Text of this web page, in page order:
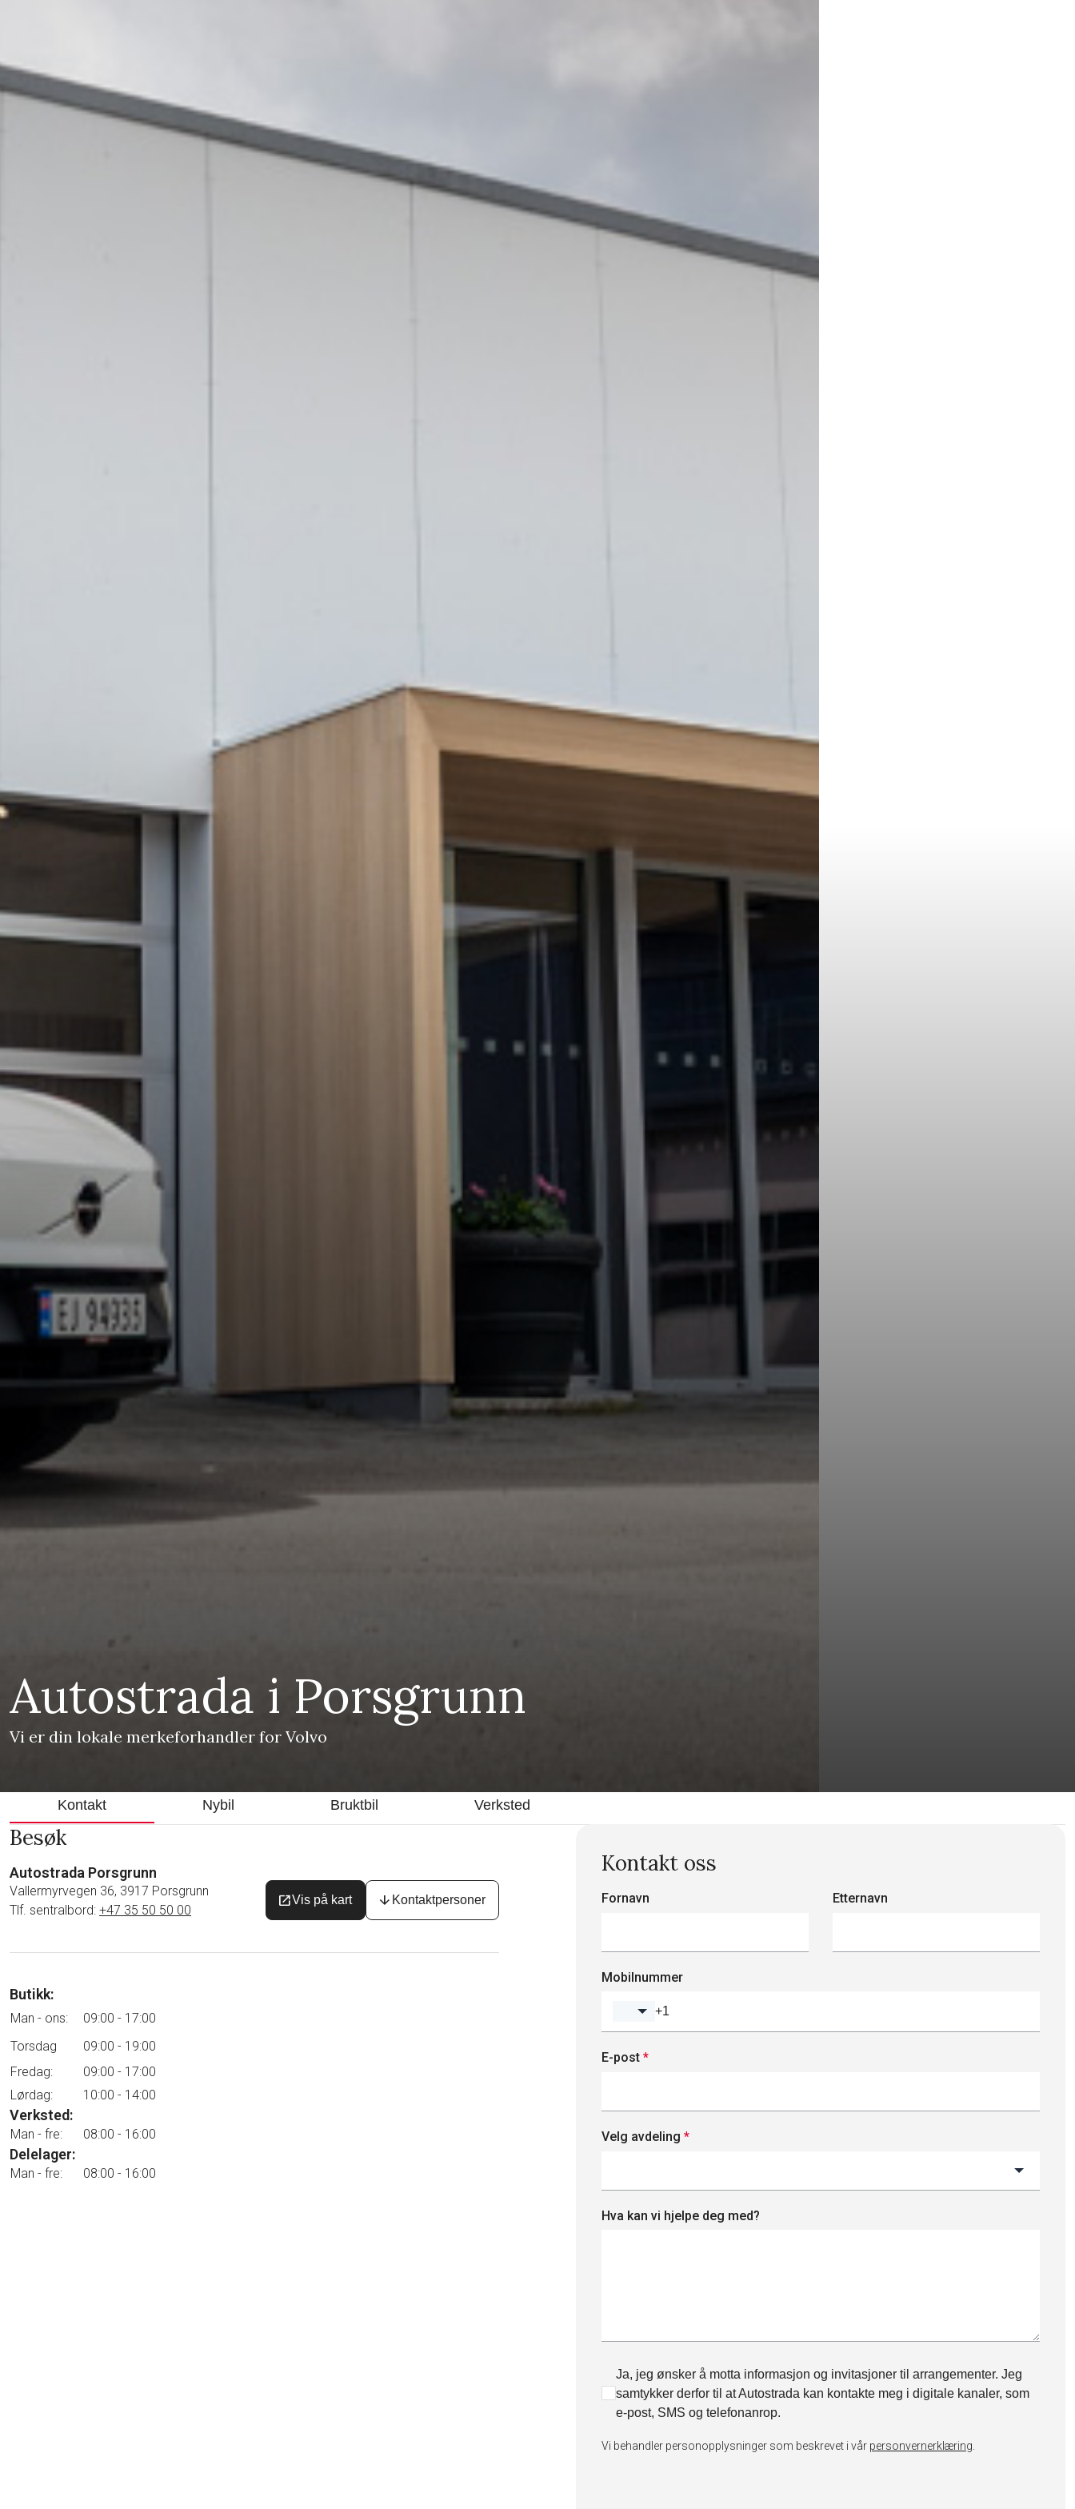
Autostrada i Porsgrunn
Vi er din lokale merkeforhandler for Volvo
Kontakt Nybil Bruktbil Verksted
Besøk
Autostrada Porsgrunn
Vallermyrvegen 36, 3917 Porsgrunn
Tlf. sentralbord: +47 35 50 50 00
open_in_newVis på kart arrow_downward Kontaktpersoner
Butikk:
Man - ons:
09:00 - 17:00
Torsdag
09:00 - 19:00
Fredag:
09:00 - 17:00
Lørdag:
10:00 - 14:00
Verksted:
Man - fre: 08:00 - 16:00
Delelager:
Man - fre: 08:00 - 16:00
Kontakt oss
Fornavn Etternavn
Mobilnummer
E-post *
Velg avdeling *
Hva kan vi hjelpe deg med?
Ja, jeg ønsker å motta informasjon og invitasjoner til arrangementer. Jeg
samtykker derfor til at Autostrada kan kontakte meg i digitale kanaler, som
e-post, SMS og telefonanrop.
Vi behandler personopplysninger som beskrevet i vår personvernerklæring